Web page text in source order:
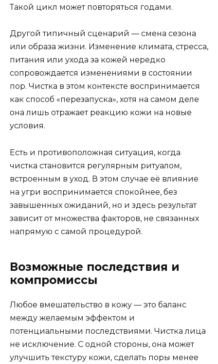
Такой цикл может повторяться годами.
Другой типичный сценарий — смена сезона
или образа жизни. Изменение климата, стресса,
питания или ухода за кожей нередко
сопровождается изменениями в состоянии
пор. Чистка в этом контексте воспринимается
как способ «перезапуска», хотя на самом деле
она лишь отражает реакцию кожи на новые
условия.
Есть и противоположная ситуация, когда
чистка становится регулярным ритуалом,
встроенным в уход. В этом случае её влияние
на угри воспринимается спокойнее, без
завышенных ожиданий, но и здесь результат
зависит от множества факторов, не связанных
напрямую с самой процедурой.
Возможные последствия и
компромиссы
Любое вмешательство в кожу — это баланс
между желаемым эффектом и
потенциальными последствиями. Чистка лица
не исключение. С одной стороны, она может
улучшить текстуру кожи, сделать поры менее